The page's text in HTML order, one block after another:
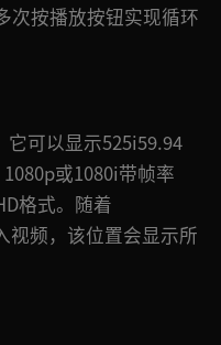
次按播放按钮实现循环
它可以显示525i59.94
或1080i带帧率
格式。随着
视频，该位置会显示所